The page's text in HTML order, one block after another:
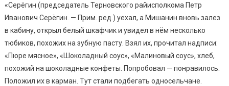
«Серёгин (председатель Терновского райисполкома Петр
Иванович Серёгин. — Прим. ред.) уехал, а Мишанин вновь залез
в кабину, открыл белый шкафчик и увидел в нём несколько
тюбиков, похожих на зубную пасту. Взял их, прочитал надписи:
«Пюре мясное», «Шоколадный соус», «Малиновый соус», хлеб,
похожий на шоколадные конфеты. Попробовал — понравилось.
Положил их в карман. Тут стали подбегать односельчане.